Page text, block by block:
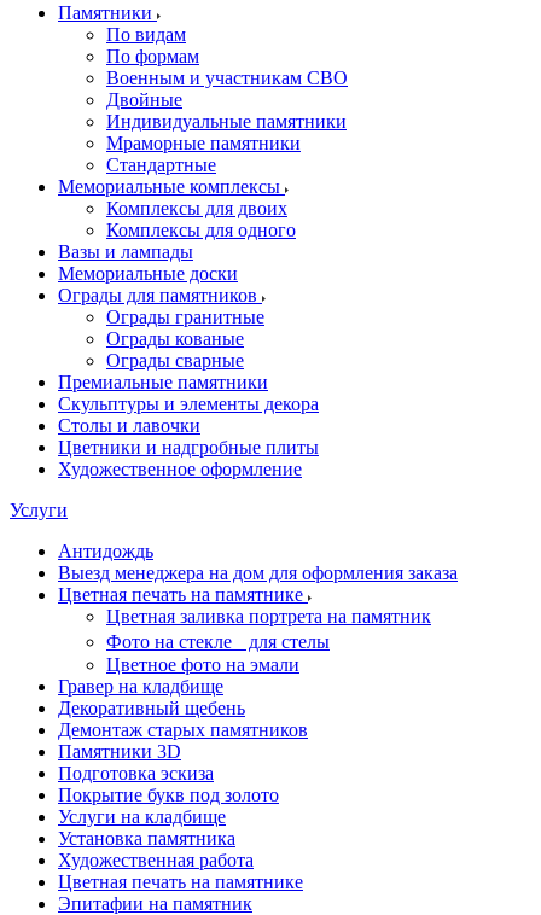
Памятники
По видам
По формам
Военным и участникам СВО
Двойные
Индивидуальные памятники
Мраморные памятники
Стандартные
Мемориальные комплексы
Комплексы для двоих
Комплексы для одного
Вазы и лампады
Мемориальные доски
Ограды для памятников
Ограды гранитные
Ограды кованые
Ограды сварные
Премиальные памятники
Скульптуры и элементы декора
Столы и лавочки
Цветники и надгробные плиты
Художественное оформление
Услуги
Антидождь
Выезд менеджера на дом для оформления заказа
Цветная печать на памятнике
Цветная заливка портрета на памятник
Фото на стекле для стелы
Цветное фото на эмали
Гравер на кладбище
Декоративный щебень
Демонтаж старых памятников
Памятники 3D
Подготовка эскиза
Покрытие букв под золото
Услуги на кладбище
Установка памятника
Художественная работа
Цветная печать на памятнике
Эпитафии на памятник